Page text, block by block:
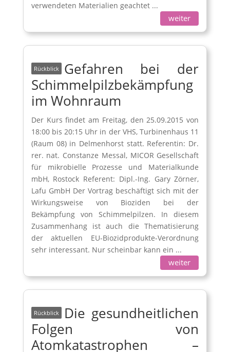
verwendeten Materialien geachtet ...
weiter
Gefahren bei der
Schimmelpilzbekämpfung
im Wohnraum
Der Kurs findet am Freitag, den 25.09.2015 von
18:00 bis 20:15 Uhr in der VHS, Turbinenhaus 11
(Raum 08) in Delmenhorst statt. Referentin: Dr.
rer. nat. Constanze Messal, MICOR Gesellschaft
für mikrobielle Prozesse und Materialkunde
mbH, Rostock Referent: Dipl.-Ing. Gary Zörner,
Lafu GmbH Der Vortrag beschäftigt sich mit der
Wirkungsweise von Bioziden bei der
Bekämpfung von Schimmelpilzen. In diesem
Zusammenhang ist auch die Thematisierung
der aktuellen EU-Biozidprodukte-Verordnung
sehr interessant. Nur scheinbar kann ein ...
weiter
Die gesundheitlichen
Folgen von
Atomkatastrophen –